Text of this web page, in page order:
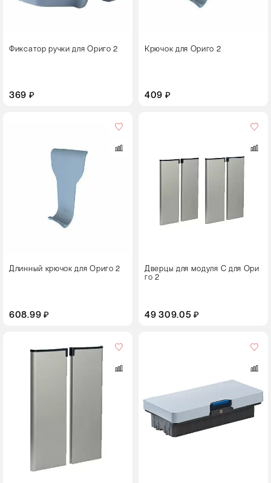
Фиксатор ручки для Ориго 2
369 ₽
Крючок для Ориго 2
409 ₽
Длинный крючок для Ориго 2
608.99 ₽
Дверцы для модуля С для Ори
го 2
49 309.05 ₽
4 дверцы